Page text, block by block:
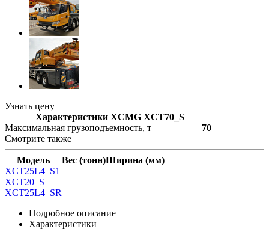
Узнать цену
Характеристики XCMG XCT70_S
Максимальная грузоподъемность, т
70
Смотрите также
Модель Вес (тонн)Ширина (мм)
XCT25L4_S1
XCT20_S
XCT25L4_SR
Подробное описание
Характеристики